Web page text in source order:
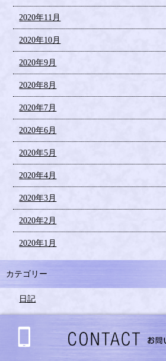
2020年11月
2020年10月
2020年9月
2020年8月
2020年7月
2020年6月
2020年5月
2020年4月
2020年3月
2020年2月
2020年1月
カテゴリー
日記
投稿日カレンダー